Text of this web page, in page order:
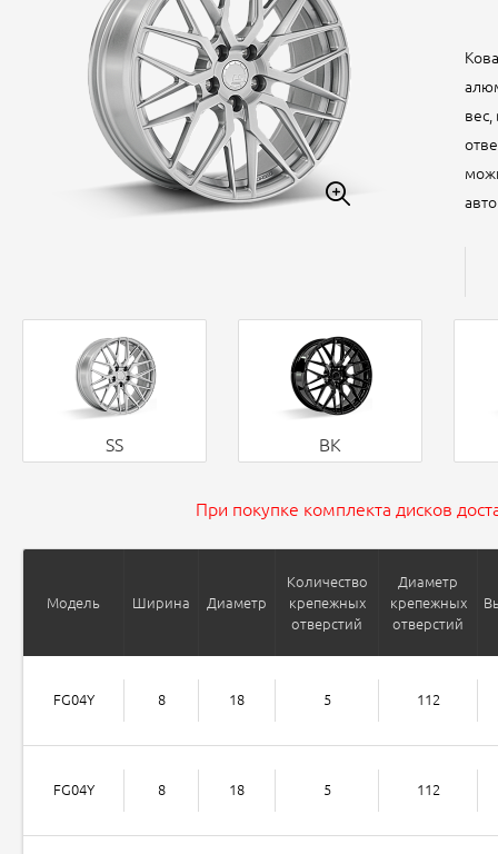
SS BK
При покупке комплекта дисков
Модель Ширина Диаметр
Количество
крепежных
отверстий
Диаметр
крепежных
отверстий
FG04Y 8 18 5 112
FG04Y 8 18 5 112